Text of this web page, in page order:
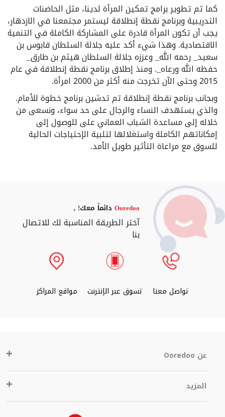
كما تم تطوير برامج تمكين المرأة لدينا، مثل الحاضنات
التدريبية وبرنامج نقطة إنطلاقة ليستمر مجتمعنا في الازدهار،
يجب أن تكون المرأة قادرة على المشاركة الكاملة في التنمية
الاقتصادية. وهذا شيء أكد عليه جلالة السلطان قابوس بن
سعيد_ رحمه الله_ وعززه جلالة السلطان هيثم بن طارق_
حفظه الله ورعاه_. ومنذ إطلاق برنامج نقطة إنطلاقة في عام
2015 وحتى الآن تخرجت منه أكثر من 2000 امرأة.
وبجانب برنامج نقطة إنطلاقة تم تدشين برنامج خطوة للأمام.
والذي يستهدف النساء والرجال على حد سواء، ونسعى من
خلاله إلى مساعدة الشباب العماني على للوصول إلى
إمكاناتهم الكاملة واستغلالها لتلبية الإحتياجات الحالية
للسوق مع مراعاة التأثير طويل الأمد.
Ooredoo دائماً معك! ,
آختر الطريقة المناسبة لك للاتصال
بنا
تواصل معنا تسوق عبر الإنترنت مواقع المراكز
عن Ooredoo
المزيد